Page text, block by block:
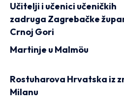
Učitelji i učenici učeničkih
zadruga Zagrebačke
Crnoj Gori
Martinje u Malmöu
Rostuharova Hrvatska iz
Milanu